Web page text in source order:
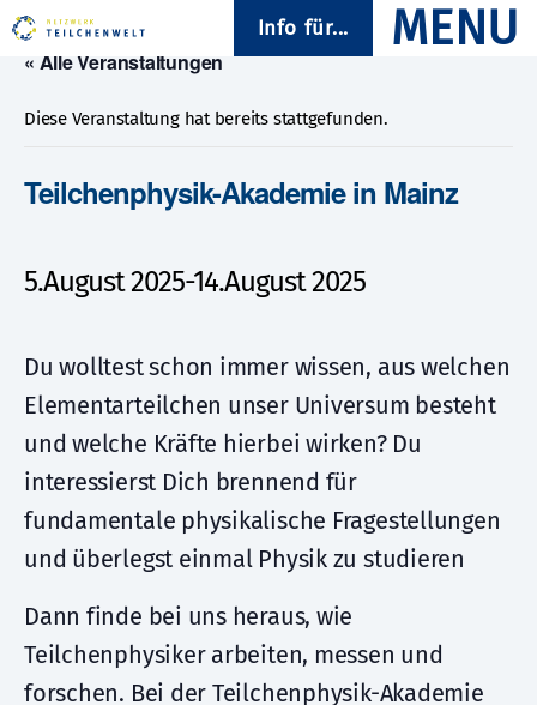
Info für...
« Alle Veranstaltungen
Diese Veranstaltung hat bereits stattgefunden.
Teilchenphysik-Akademie in Mainz
5.August 2025-14.August 2025
Du wolltest schon immer wissen, aus welchen
Elementarteilchen unser Universum besteht
und welche Kräfte hierbei wirken? Du
interessierst Dich brennend für
fundamentale physikalische Fragestellungen
und überlegst einmal Physik zu studieren
Dann finde bei uns heraus, wie
Teilchenphysiker arbeiten, messen und
forschen. Bei der Teilchenphysik-Akademie